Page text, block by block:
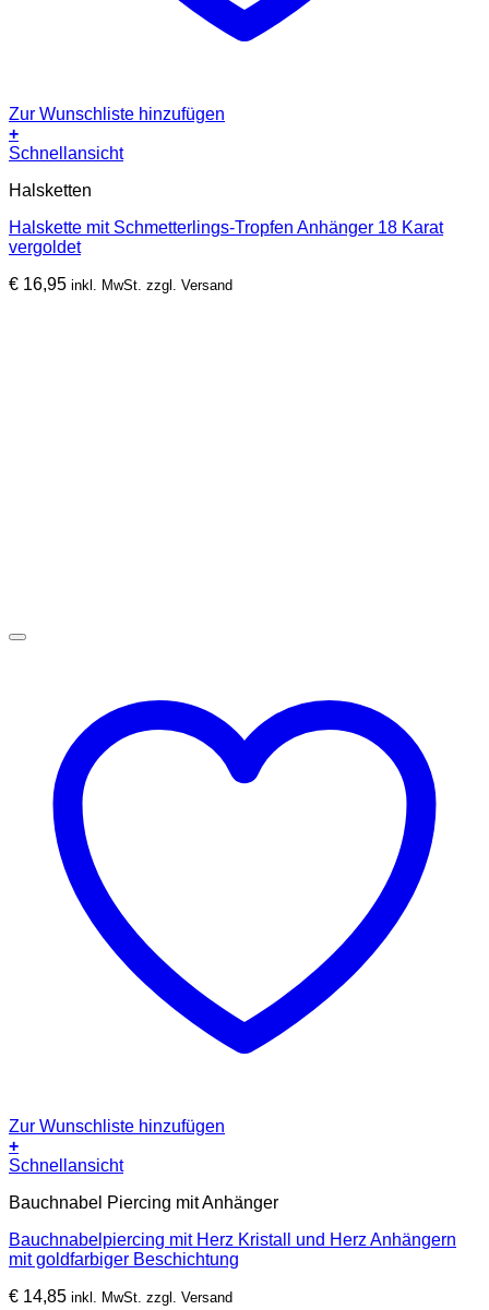
Zur Wunschliste hinzufügen
+
Schnellansicht
Halsketten
Halskette mit Schmetterlings-Tropfen Anhänger 18 Karat
vergoldet
€ 16,95 inkl. MwSt. zzgl. Versand
Zur Wunschliste hinzufügen
+
Schnellansicht
Bauchnabel Piercing mit Anhänger
Bauchnabelpiercing mit Herz Kristall und Herz Anhängern
mit goldfarbiger Beschichtung
€ 14,85 inkl. MwSt. zzgl. Versand